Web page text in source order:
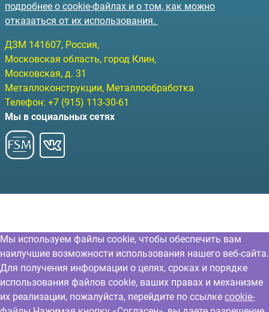
подробнее о cookie-файлах и о том, как можно
отказаться от их использования.
ДЗМ 141607, Россия,
Московская область, город Клин,
Московская, д. 31
Металлоконструкции, Металлообработка
Телефон: +7 (915) 113-30-61
Мы в социальных сетях
Мы используем файлы cookie, чтобы обеспечить вам
наилучшие возможности использования нашего веб-сайта.
Для получения информации о целях, сроках и порядке
использования файлов cookie, ваших правах и механизме
их реализации, пожалуйста, перейдите по ссылке cookie-